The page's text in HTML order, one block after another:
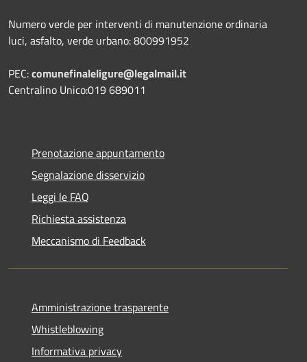
Numero verde per interventi di manutenzione ordinaria
luci, asfalto, verde urbano: 800991952
PEC:comunefinaleligure@legalmail.it
Centralino Unico:019 689011
Prenotazione appuntamento
Segnalazione disservizio
Leggi le FAQ
Richiesta assistenza
Meccanismo di Feedback
Amministrazione trasparente
Whistleblowing
Informativa privacy